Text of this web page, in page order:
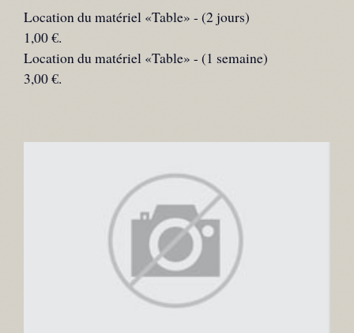
Location du matériel «Table» - (2 jours)
1,00 €.
Location du matériel «Table» - (1 semaine)
3,00 €.